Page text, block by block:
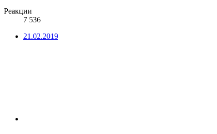
Реакции
7 536
21.02.2019